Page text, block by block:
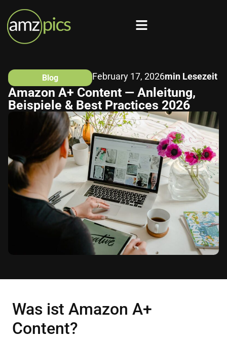
Blog February 17, 2026min Lesezeit
Amazon A+ Content — Anleitung,
Beispiele & Best Practices 2026
Was ist Amazon A+
Content?